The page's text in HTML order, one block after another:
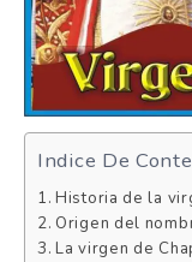
Indice De
Historia de la
Origen del
La virgen de